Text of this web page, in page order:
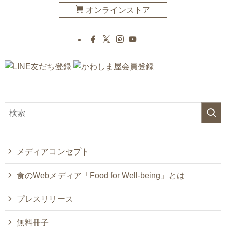
オンラインストア
メディアコンセプト
食のWebメディア「Food for Well-being」とは
プレスリリース
無料冊子